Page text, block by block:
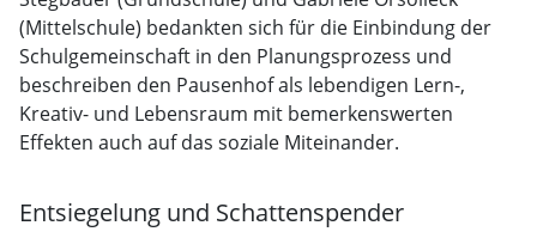
(Mittelschule) bedankten sich für die Einbindung der
Schulgemeinschaft in den Planungsprozess und
beschreiben den Pausenhof als lebendigen Lern-,
Kreativ- und Lebensraum mit bemerkenswerten
Effekten auch auf das soziale Miteinander.
Entsiegelung und Schattenspender